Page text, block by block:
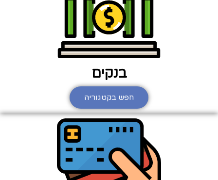
בנקים
חפש בקטגוריה